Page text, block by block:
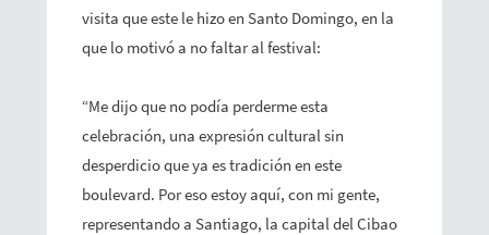
visita que este le hizo en Santo Domingo, en la
que lo motivó a no faltar al festival:
“Me dijo que no podía perderme esta
celebración, una expresión cultural sin
desperdicio que ya es tradición en este
boulevard. Por eso estoy aquí, con mi gente,
representando a Santiago, la capital del Cibao